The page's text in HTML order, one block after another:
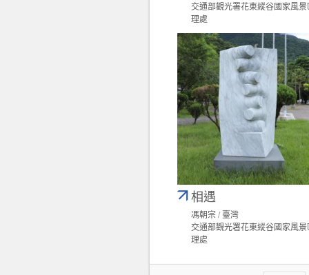
交通部觀光署花東縱谷國家風景
理處
相遇
馮朝宗 / 臺灣
交通部觀光署花東縱谷國家風景
理處